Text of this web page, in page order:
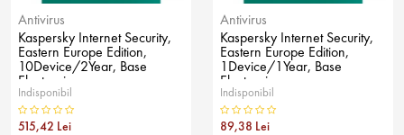
Antivirus
Kaspersky Internet Security,
Eastern Europe Edition,
10Device/2Year, Base
Electronic
Indisponibil
515,42 Lei
Antivirus
Kaspersky Internet Security,
Eastern Europe Edition,
1Device/1Year, Base
Electronic
Indisponibil
89,38 Lei